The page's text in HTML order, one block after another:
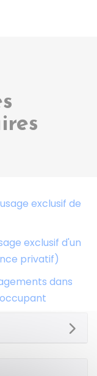
exclusif de
exclusif d'un
privatif)
dans